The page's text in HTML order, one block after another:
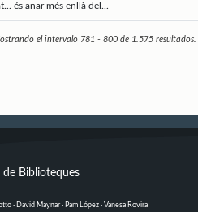
és anar més enllà del...
el intervalo 781 - 800 de 1.575 resultados.
de Biblioteques
· David Maynar · Pam López · Vanesa Rovira